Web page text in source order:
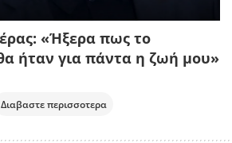
«Ήξερα πως το
ήταν για πάντα η ζωή μου»
Διαβαστε περισσοτερα